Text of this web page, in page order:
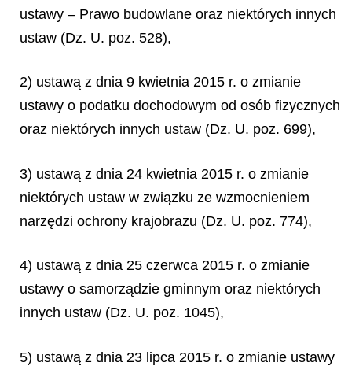
ustawy – Prawo budowlane oraz niektórych innych
ustaw (Dz. U. poz. 528),
2) ustawą z dnia 9 kwietnia 2015 r. o zmianie
ustawy o podatku dochodowym od osób fizycznych
oraz niektórych innych ustaw (Dz. U. poz. 699),
3) ustawą z dnia 24 kwietnia 2015 r. o zmianie
niektórych ustaw w związku ze wzmocnieniem
narzędzi ochrony krajobrazu (Dz. U. poz. 774),
4) ustawą z dnia 25 czerwca 2015 r. o zmianie
ustawy o samorządzie gminnym oraz niektórych
innych ustaw (Dz. U. poz. 1045),
5) ustawą z dnia 23 lipca 2015 r. o zmianie ustawy